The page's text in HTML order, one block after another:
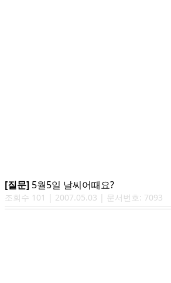
[질문] 5월5일 날씨어때요?
조회수 101 | 2007.05.03 | 문서번호: 7093